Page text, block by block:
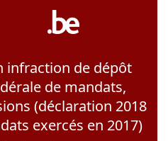
infraction de dépôt
de mandats,
(déclaration 2018
exercés en 2017)